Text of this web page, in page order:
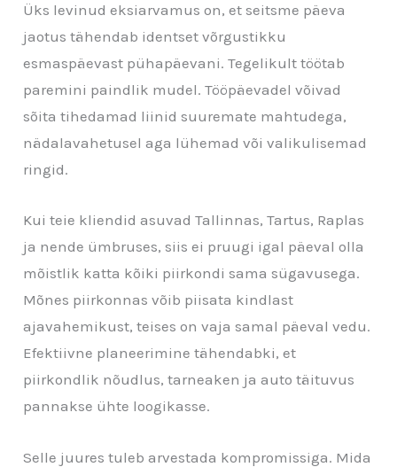
Üks levinud eksiarvamus on, et seitsme päeva
jaotus tähendab identset võrgustikku
esmaspäevast pühapäevani. Tegelikult töötab
paremini paindlik mudel. Tööpäevadel võivad
sõita tihedamad liinid suuremate mahtudega,
nädalavahetusel aga lühemad või valikulisemad
ringid.
Kui teie kliendid asuvad Tallinnas, Tartus, Raplas
ja nende ümbruses, siis ei pruugi igal päeval olla
mõistlik katta kõiki piirkondi sama sügavusega.
Mõnes piirkonnas võib piisata kindlast
ajavahemikust, teises on vaja samal päeval vedu.
Efektiivne planeerimine tähendabki, et
piirkondlik nõudlus, tarneaken ja auto täituvus
pannakse ühte loogikasse.
Selle juures tuleb arvestada kompromissiga. Mida